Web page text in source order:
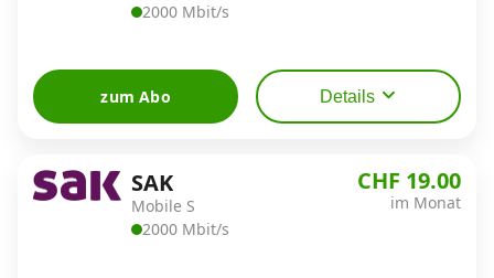
News
2000 Mbit/s
zum Abo Details
SAK
Mobile S
2000 Mbit/s
CHF 19.00
im Monat